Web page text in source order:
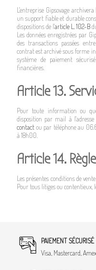
L'entreprise Gipsovage
un support fiable et durable
dispositions de l'article L. 102-B
Les données enregistrées par
des transactions passées
contrat est archivé sous forme
système de paiement
financières.
Article 13.
Pour toute information ou
disposition par mail à l'adresse
contact ou par téléphone au
à 18h00.
Article 14.
Les présentes conditions de
Pour tous litiges ou contentieux,
PAIEMENT SÉCURISÉ
Visa, Mastercard, Amex,